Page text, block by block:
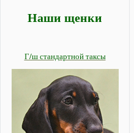
Наши щенки
Г/ш стандартной таксы